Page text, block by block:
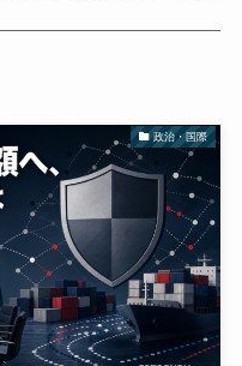
政治・国際